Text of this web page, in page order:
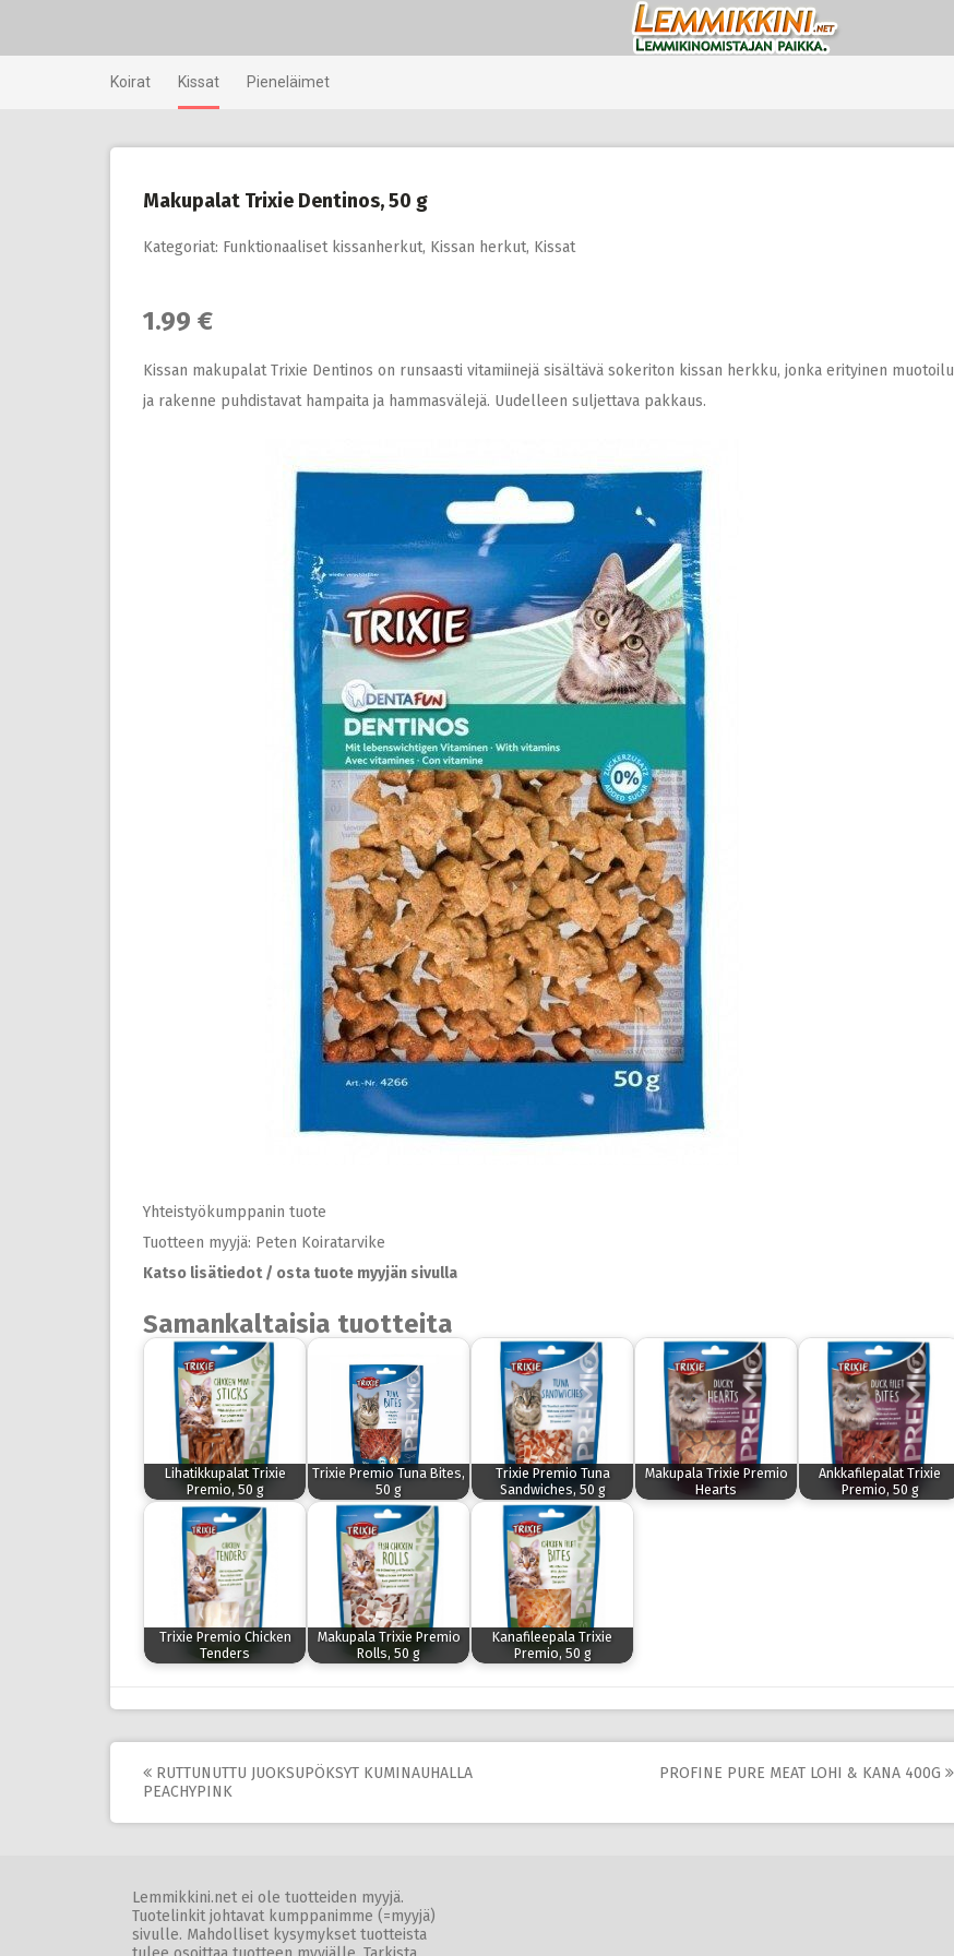
Koirat Kissat Pieneläimet
Makupalat Trixie Dentinos, 50 g
Kategoriat: Funktionaaliset kissanherkut, Kissan herkut, Kissat
1.99 €
Kissan makupalat Trixie Dentinos on runsaasti vitamiinejä sisältävä sokeriton kissan herkku, jonka erityinen muotoilu
ja rakenne puhdistavat hampaita ja hammasvälejä. Uudelleen suljettava pakkaus.
Yhteistyökumppanin tuote
Tuotteen myyjä: Peten Koiratarvike
Katso lisätiedot / osta tuote myyjän sivulla
Samankaltaisia tuotteita
Lihatikkupalat Trixie
Premio, 50 g
Trixie Premio Tuna Bites,
50 g
Trixie Premio Tuna
Sandwiches, 50 g
Makupala Trixie Premio
Hearts
Ankkafilepalat Trixie
Premio, 50 g
Trixie Premio Chicken
Tenders
Makupala Trixie Premio
Rolls, 50 g
Kanafileepala Trixie
Premio, 50 g
Post
RUTTUNUTTU JUOKSUPÖKSYT KUMINAUHALLA
PEACHYPINK
PROFINE PURE MEAT LOHI & KANA 400G
Lemmikkini.net ei ole tuotteiden myyjä.
Tuotelinkit johtavat kumppanimme (=myyjä)
sivulle. Mahdolliset kysymykset tuotteista